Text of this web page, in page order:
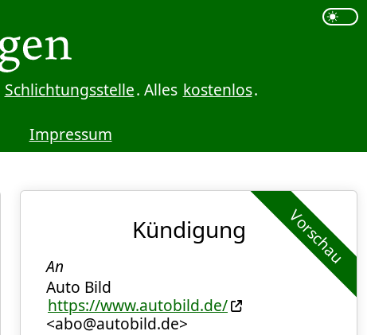
Schlichtungsstelle. Alles kostenlos.
Impressum
Vorschau
Kündigung
An
Auto Bild
https://www.autobild.de/
<abo@autobild.de>